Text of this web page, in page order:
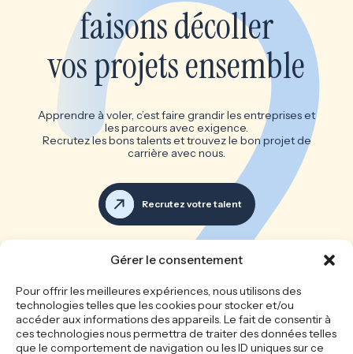
Gérer le consentement
Pour offrir les meilleures expériences, nous utilisons des
technologies telles que les cookies pour stocker et/ou
accéder aux informations des appareils. Le fait de consentir à
ces technologies nous permettra de traiter des données telles
que le comportement de navigation ou les ID uniques sur ce
faisons décoller
vos projets ensemble
Apprendre à voler, c’est faire grandir les entreprises et
les parcours avec exigence.
Recrutez les bons talents et trouvez le bon projet de
carrière avec nous.
Recrutez votre talent
Les bonnes équipes font les
grandes entreprises